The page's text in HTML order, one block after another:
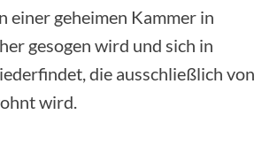
einer geheimen Kammer in
gesogen wird und sich in
die ausschließlich von
wird.